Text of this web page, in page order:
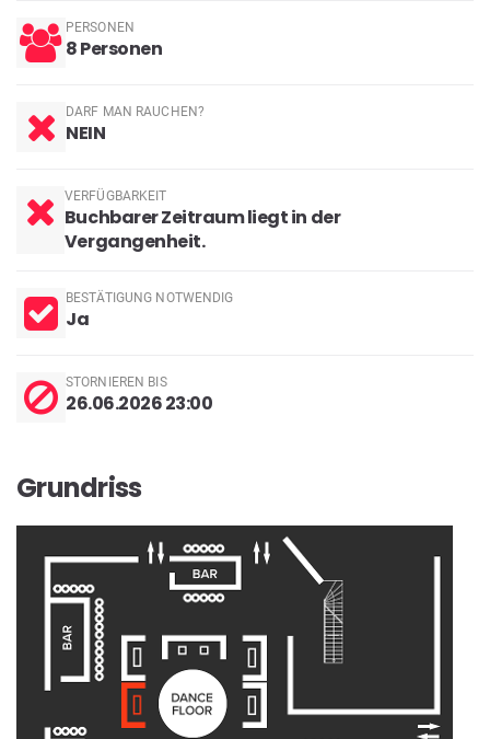
PERSONEN
8 Personen
DARF MAN RAUCHEN?
NEIN
VERFÜGBARKEIT
Buchbarer Zeitraum liegt in der
Vergangenheit.
BESTÄTIGUNG NOTWENDIG
Ja
STORNIEREN BIS
26.06.2026 23:00
Grundriss